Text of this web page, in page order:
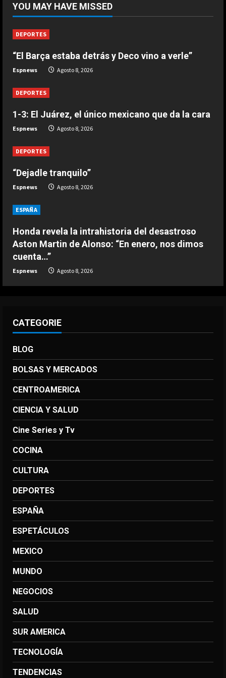
enamor
a en
Agosto 8,
YOU MAY HAVE MISSED
DEPORTES
“El Barça estaba detrás y Deco vino a verle”
Espnews Agosto 8, 2026
DEPORTES
1-3: El Juárez, el único mexicano que da la cara
Espnews Agosto 8, 2026
DEPORTES
“Dejadle tranquilo”
Espnews Agosto 8, 2026
ESPAÑA
Honda revela la intrahistoria del desastroso
Aston Martin de Alonso: “En enero, nos dimos
cuenta…”
Espnews Agosto 8, 2026
CATEGORIE
BLOG
BOLSAS Y MERCADOS
CENTROAMERICA
CIENCIA Y SALUD
Cine Series y Tv
COCINA
CULTURA
DEPORTES
ESPAÑA
ESPETÁCULOS
MEXICO
MUNDO
NEGOCIOS
SALUD
SUR AMERICA
TECNOLOGÍA
TENDENCIAS